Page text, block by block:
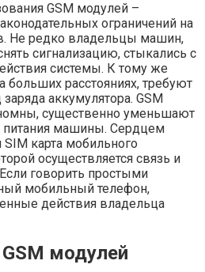
GSM модулей –
ограничений на
Не редко владельцы машин,
сигнализацию, стыкались с
системы. К тому же
расстояниях, требуют
аккумулятора. GSM
существенно уменьшают
питания машины. Сердцем
SIM карта мобильного
осуществляется связь и
говорить простыми
мобильный телефон,
действия владельца
модулей